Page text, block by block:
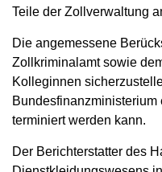
Teile der Zollverwaltung
Die angemessene
Zollkriminalamt sowie
Kolleginnen
Bundesfinanzministerium
terminiert werden kann.
Der Berichterstatter des